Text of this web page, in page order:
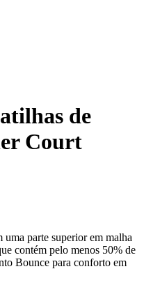
de
Court
uma parte superior em malha
contém pelo menos 50% de
Bounce para conforto em